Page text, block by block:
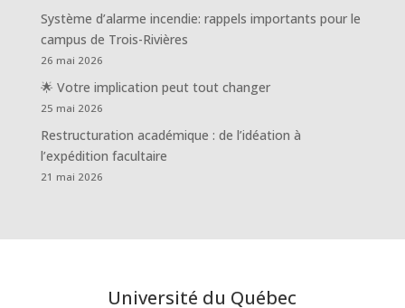
Système d’alarme incendie: rappels importants pour le
campus de Trois-Rivières
26 mai 2026
🌟 Votre implication peut tout changer
25 mai 2026
Restructuration académique : de l’idéation à
l’expédition facultaire
21 mai 2026
Université du Québec